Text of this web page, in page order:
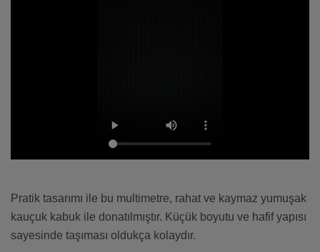
Pratik tasarımı ile bu multimetre, rahat ve kaymaz yumuşak
kauçuk kabuk ile donatılmıştır. Küçük boyutu ve hafif yapısı
sayesinde taşıması oldukça kolaydır.